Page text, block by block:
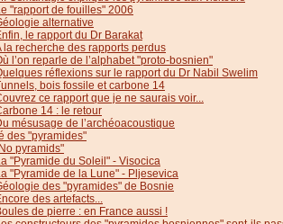
"rapport de fouilles" 2006
alternative
le rapport du Dr Barakat
la recherche des rapports perdus
l’on reparle de l’alphabet "proto-bosnien"
réflexions sur le rapport du Dr Nabil Swelim
bois fossile et carbone 14
ce rapport que je ne saurais voir...
14 : le retour
mésusage de l’archéoacoustique
des "pyramides"
pyramids"
"Pyramide du Soleil" - Visocica
"Pyramide de la Lune" - Pljesevica
des "pyramides" de Bosnie
des artefacts...
de pierre : en France aussi !